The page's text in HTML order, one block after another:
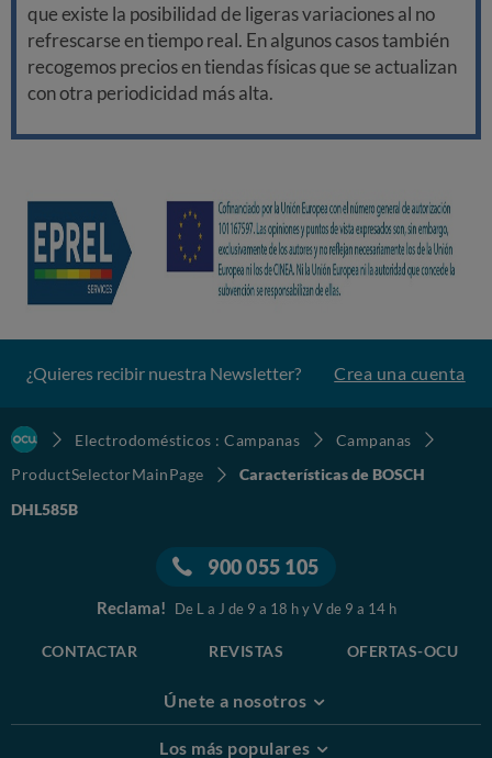
que existe la posibilidad de ligeras variaciones al no
refrescarse en tiempo real. En algunos casos también
recogemos precios en tiendas físicas que se actualizan
con otra periodicidad más alta.
¿Quieres recibir nuestra Newsletter? Crea una cuenta
Electrodomésticos : Campanas
Campanas
ProductSelectorMainPage
Características de BOSCH
DHL585B
900 055 105
Reclama! De L a J de 9 a 18 h y V de 9 a 14 h
CONTACTAR REVISTAS OFERTAS-OCU
Únete a nosotros
Los más populares